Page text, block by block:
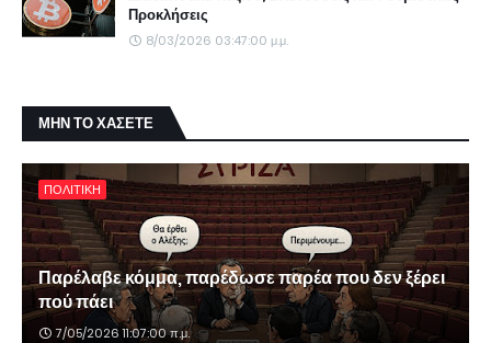
Προκλήσεις
8/03/2026 03:47:00 μ.μ.
ΜΗΝ ΤΟ ΧΑΣΕΤΕ
ΠΟΛΙΤΙΚΗ
Παρέλαβε κόμμα, παρέδωσε παρέα που δεν ξέρει
πού πάει
7/05/2026 11:07:00 π.μ.